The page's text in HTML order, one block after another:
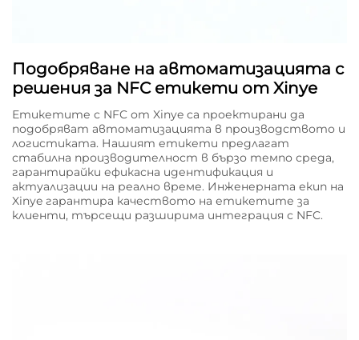
Подобряване на автоматизацията с
решения за NFC етикети от Xinye
Етикетите с NFC от Xinye са проектирани да
подобряват автоматизацията в производството и
логистиката. Нашият етикети предлагат
стабилна производителност в бързо темпо среда,
гарантирайки ефикасна идентификация и
актуализации на реално време. Инженерната екип на
Xinye гарантира качеството на етикетите за
клиенти, търсещи разширима интеграция с NFC.